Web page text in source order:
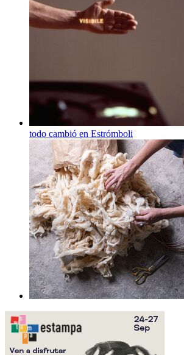
todo cambió en Estrómboli